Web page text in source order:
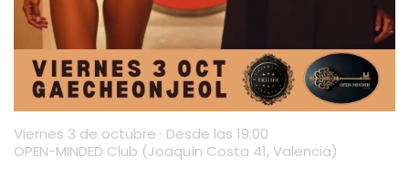
Viernes 3 de octubre · Desde las 19:00
OPEN-MINDED Club (Joaquín Costa 41, Valencia)